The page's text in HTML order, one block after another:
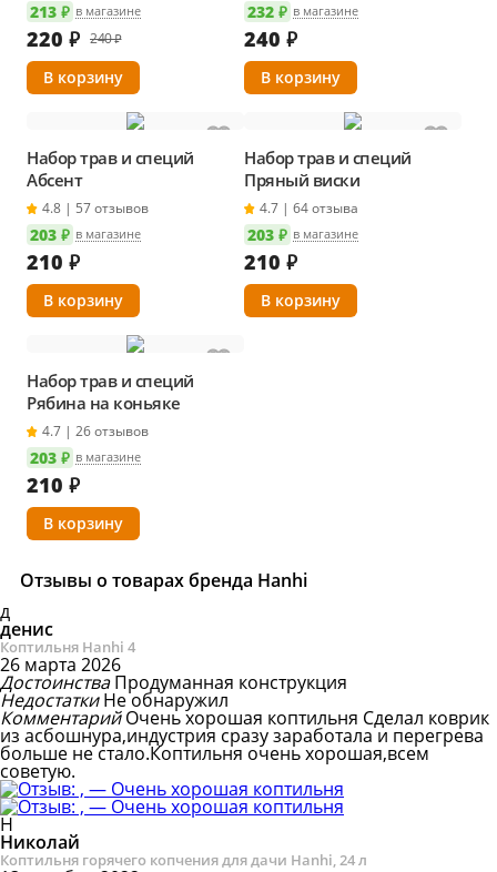
213 ₽ в магазине
220 ₽ 240 ₽
232 ₽ в магазине
240 ₽
Набор трав и специй
Абсент
4.8 | 57 отзывов
203 ₽ в магазине
210 ₽
Набор трав и специй
Пряный виски
4.7 | 64 отзыва
203 ₽ в магазине
210 ₽
Набор трав и специй
Рябина на коньяке
4.7 | 26 отзывов
203 ₽ в магазине
210 ₽
Отзывы о товарах бренда Hanhi
д
денис
Коптильня Hanhi 4
26 марта 2026
ДостоинстваПродуманная конструкция
НедостаткиНе обнаружил
Комментарий Очень хорошая коптильня Сделал коврик
из асбошнура,индустрия сразу заработала и перегрева
больше не стало.Коптильня очень хорошая,всем
советую.
Н
Николай
Коптильня горячего копчения для дачи Hanhi, 24 л